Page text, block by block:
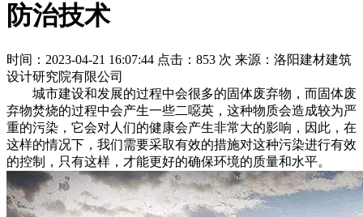
防治技术
时间：2023-04-21 16:07:44 点击：853 次 来源：洛阳建材建筑
设计研究院有限公司
城市建设和发展的过程中会很多的固体废弃物，而固体废
弃物焚烧的过程中会产生一些二噁英，这种物质会造成较为严
重的污染，它会对人们的健康会产生非常大的影响，因此，在
这样的情况下，我们需要采取有效的措施对这种污染进行有效
的控制，只有这样，才能更好的确保环境的质量和水平。